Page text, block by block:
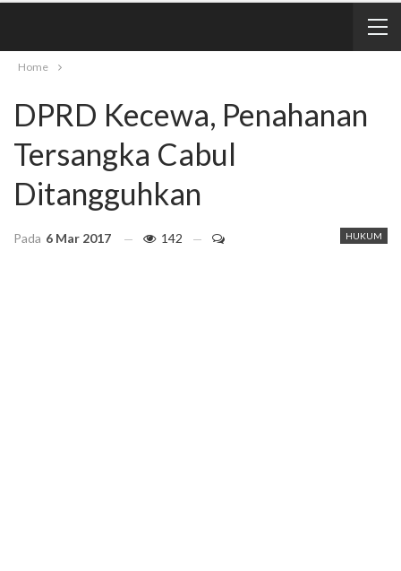
Home
DPRD Kecewa, Penahanan
Tersangka Cabul
Ditangguhkan
HUKUM
Pada 6 Mar 2017 142